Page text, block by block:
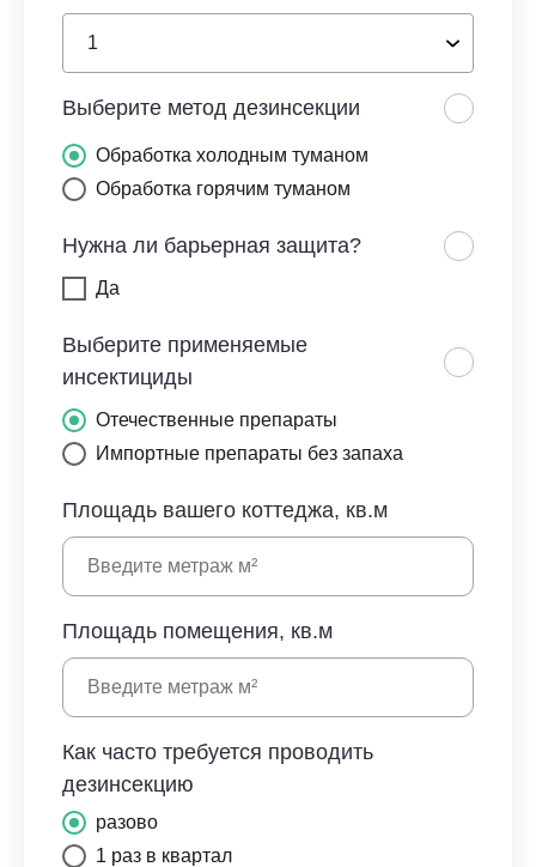
Выберите метод дезинсекции
Обработка холодным туманом
Обработка горячим туманом
Нужна ли барьерная защита?
Да
Выберите применяемые
инсектициды
Отечественные препараты
Импортные препараты без запаха
Площадь вашего коттеджа, кв.м
Площадь помещения, кв.м
Как часто требуется проводить
дезинсекцию
разово
1 раз в квартал